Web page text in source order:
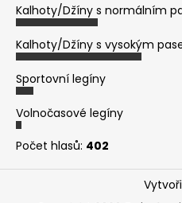
Kalhoty/Džíny s normálním
Kalhoty/Džíny s vysokým
Sportovní legíny
Volnočasové legíny
Počet hlasů: 402